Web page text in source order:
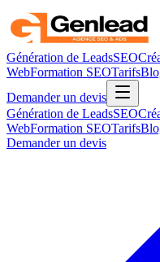
Génération de LeadsSEO
WebFormation SEOTarifs
Demander un devis
Génération de LeadsSEO
WebFormation SEOTarifs
Demander un devis